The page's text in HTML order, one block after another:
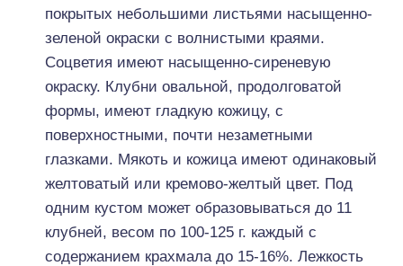
покрытых небольшими листьями насыщенно-
зеленой окраски с волнистыми краями.
Соцветия имеют насыщенно-сиреневую
окраску. Клубни овальной, продолговатой
формы, имеют гладкую кожицу, с
поверхностными, почти незаметными
глазками. Мякоть и кожица имеют одинаковый
желтоватый или кремово-желтый цвет. Под
одним кустом может образовываться до 11
клубней, весом по 100-125 г. каждый с
содержанием крахмала до 15-16%. Лежкость